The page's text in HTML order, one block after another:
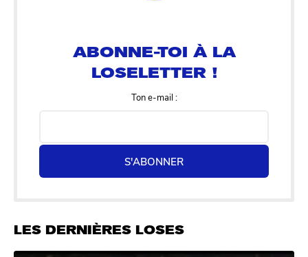
Ton e-mail :
S'ABONNER
LES DERNIÈRES LOSES